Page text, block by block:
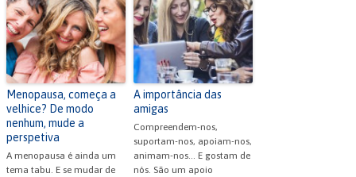
Menopausa, começa a
velhice? De modo
nenhum, mude a
perspetiva
A menopausa é ainda um
tema tabu. E se mudar de
A importância das
amigas
Compreendem-nos,
suportam-nos, apoiam-nos,
animam-nos… E gostam de
nós. São um apoio